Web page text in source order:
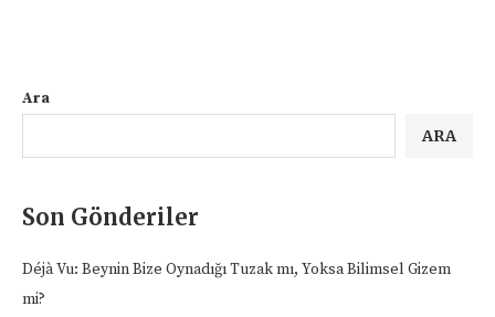
Ara
ARA
Son Gönderiler
Déjà Vu: Beynin Bize Oynadığı Tuzak mı, Yoksa Bilimsel Gizem
mi?